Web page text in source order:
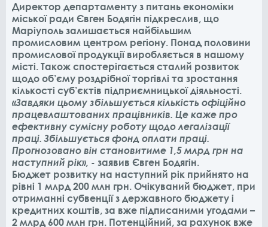
Директор департаменту з питань економіки
міської ради Євген Бодягін підкреслив, що
Маріуполь залишається найбільшим
промисловим центром регіону. Понад половини
промислової продукції виробляється в нашому
місті. Також спостерігається сталий розвиток
щодо об’єму роздрібної торгівлі та зростання
кількості суб’єктів підприємницької діяльності.
«Завдяки цьому збільшується кількість офіційно
працевлаштованих працівників. Це каже про
ефективну сумісну роботу щодо легалізації
праці. Збільшується фонд оплати праці.
Прогнозовано він становитиме 1,5 млрд грн на
наступний рік», - заявив Євген Бодягін.
Бюджет розвитку на наступний рік прийнято на
рівні 1 млрд 200 млн грн. Очікуваний бюджет, при
отриманні субвенції з державного бюджету і
кредитних коштів, за вже підписаними угодами –
2 млрд 600 млн грн. Потенційний, за рахунок вже